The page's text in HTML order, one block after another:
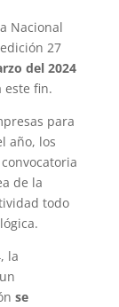
Nacional
27
del 2024
este fin.
para
año, los
de la
todo
la
se